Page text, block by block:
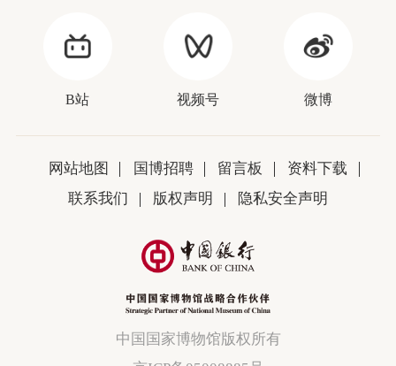
B站 视频号 微博
网站地图 国博招聘 留言板
资料下载
联系我们
版权声明 隐私安全声明
中国国家博物馆版权所有